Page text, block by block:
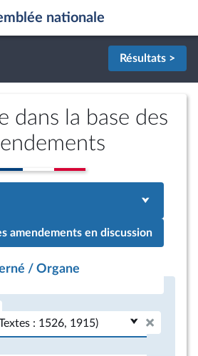
nationale
Résultats >
dans la base des
amendements en discussion
/ Organe